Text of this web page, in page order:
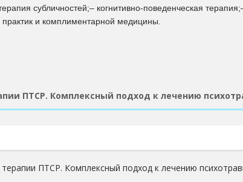
субличностей;– когнитивно-поведенческая
и комплиментарной медицины.
ПТСР. Комплексный подход к лечению
терапии ПТСР. Комплексный подход к лечению